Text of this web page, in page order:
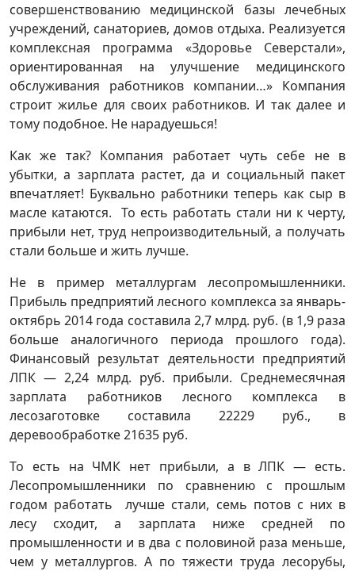
совершенствованию медицинской базы лечебных
учреждений, санаториев, домов отдыха. Реализуется
комплексная программа «Здоровье Северстали»,
ориентированная на улучшение медицинского
обслуживания работников компании…» Компания
строит жилье для своих работников. И так далее и
тому подобное. Не нарадуешься!
Как же так? Компания работает чуть себе не в
убытки, а зарплата растет, да и социальный пакет
впечатляет! Буквально работники теперь как сыр в
масле катаются. То есть работать стали ни к черту,
прибыли нет, труд непроизводительный, а получать
стали больше и жить лучше.
Не в пример металлургам лесопромышленники.
Прибыль предприятий лесного комплекса за январь-
октябрь 2014 года составила 2,7 млрд. руб. (в 1,9 раза
больше аналогичного периода прошлого года).
Финансовый результат деятельности предприятий
ЛПК — 2,24 млрд. руб. прибыли. Среднемесячная
зарплата работников лесного комплекса в
лесозаготовке составила 22229 руб., в
деревообработке 21635 руб.
То есть на ЧМК нет прибыли, а в ЛПК — есть.
Лесопромышленники по сравнению с прошлым
годом работать лучше стали, семь потов с них в
лесу сходит, а зарплата ниже средней по
промышленности и в два с половиной раза меньше,
чем у металлургов. А по тяжести труда лесорубы,